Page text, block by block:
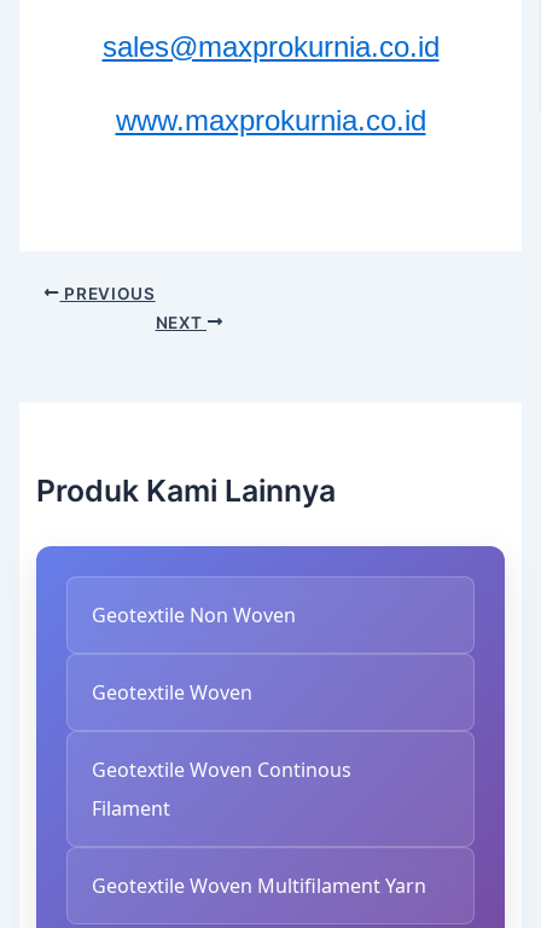
sales@maxprokurnia.co.id
www.maxprokurnia.co.id
PREVIOUS
NEXT
Produk Kami Lainnya
Geotextile Non Woven
Geotextile Woven
Geotextile Woven Continous
Filament
Geotextile Woven Multifilament Yarn